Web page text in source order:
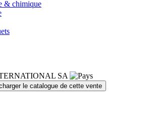
& chimique
SA
le catalogue de cette vente